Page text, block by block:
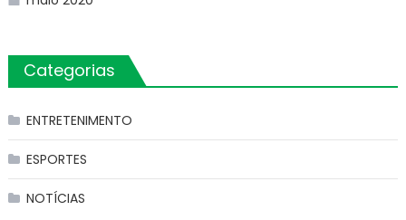
Categorias
ENTRETENIMENTO
ESPORTES
NOTÍCIAS